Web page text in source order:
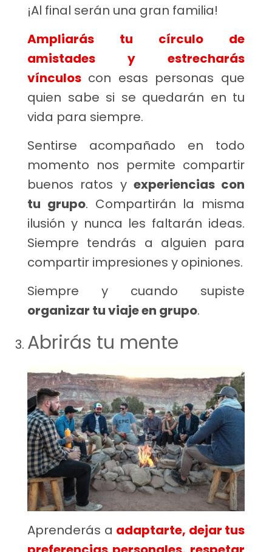
¡Al final serán una gran familia!
Ampliarás tu círculo de
amistades y estrecharás
vínculos con esas personas que
quien sabe si se quedarán en tu
vida para siempre.
Sentirse acompañado en todo
momento nos permite compartir
buenos ratos y experiencias con
tu grupo. Compartirán la misma
ilusión y nunca les faltarán ideas.
Siempre tendrás a alguien para
compartir impresiones y opiniones.
Siempre y cuando supiste
organizar tu viaje en grupo.
Abrirás tu mente
Aprenderás a adaptarte, dejar tus